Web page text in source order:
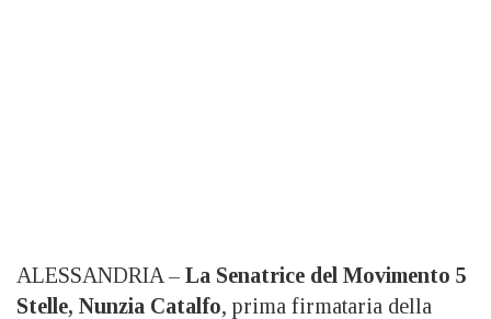
ALESSANDRIA – La Senatrice del Movimento 5
Stelle, Nunzia Catalfo, prima firmataria della